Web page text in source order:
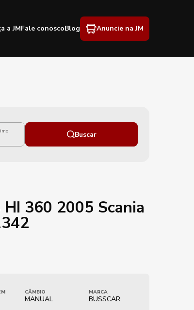
a JMFale conoscoBlog Anuncie na JM
Buscar
360 2005 Scania
CÂMBIO
MANUAL
MARCA
BUSSCAR